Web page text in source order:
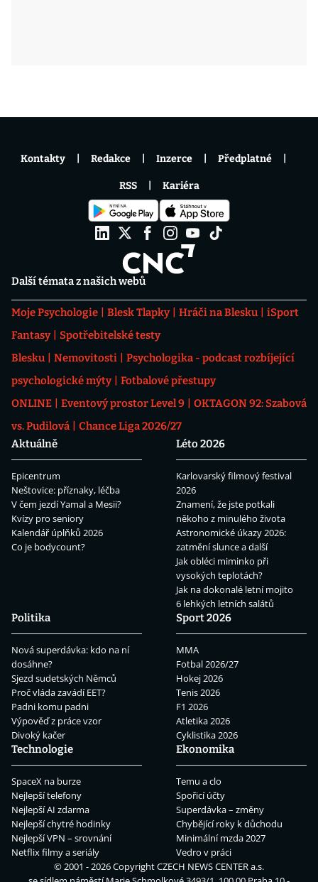
Další témata z našich webů
Moje Psychologie Blesk Tlapky Hráči na Blesku
iSport
Fantasy
Spotřebitelské testy
Blesku
Nemovitosti
Psychologika - podcast rozbíjející
psychologické mýty
Fotbalové přestupy
ONLINE
Eventový prostor Level 9
OKTAGON 92: Szabová
vs. Pudilová
Chance Liga 2026/27
Aktuálně
Epicentrum
Neštovice: příznaky, léčba
V čem jezdí Yamal a Mesii?
Kvízy pro seniory
Kalendář úplňků 2026
Co je bodycount?
Léto 2026
Karlovarský filmový festival
2026
Znamení, že jste potkali
někoho z minulého života
Astronomické úkazy 2026:
zatmění slunce a další
Jak obléci miminko při
vysokých teplotách?
Jak na dokonalé letní mojito
6 lehkých letních salátů
Politika
Nová superdávka: kdo na ní
dosáhne?
Sjezd sudetských Němců
Proč vláda zavádí EET?
Padni komu padni
Výpověď z práce vzor
Divoký kačer
Sport 2026
MMA
Fotbal 2026/27
Hokej 2026
Tenis 2026
F1 2026
Atletika 2026
Cyklistika 2026
Technologie
SpaceX na burze
Nejlepší telefony
Nejlepší AI zdarma
Nejlepší chytré hodinky
Nejlepší VPN – srovnání
Netflix filmy a seriály
Ekonomika
Temu a clo
Spořicí účty
Superdávka – změny
Chybějící roky k důchodu
Minimální mzda 2027
Vedro v práci
Kontakty Redakce Inzerce Předplatné
RSS Kariéra
© 2001 - 2026 CopyrightCZECH NEWS CENTER a.s.